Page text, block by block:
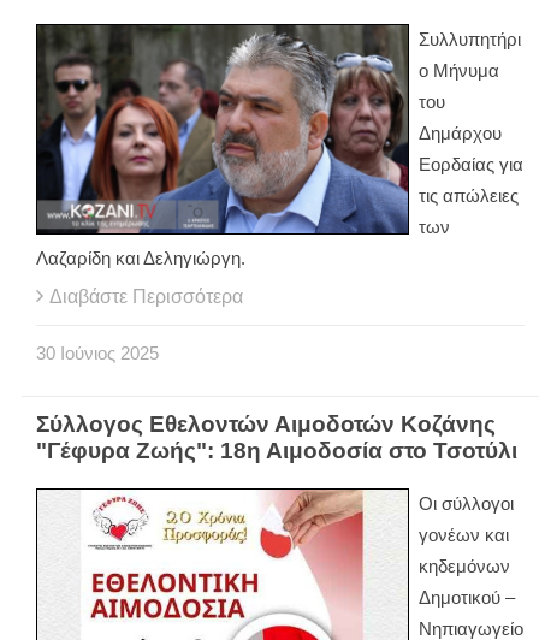
Συλλυπητήρι
ο Μήνυμα
του
Δημάρχου
Εορδαίας για
τις απώλειες
των
Λαζαρίδη και Δεληγιώργη.
Διαβάστε Περισσότερα
30 Ιούνιος 2025
Σύλλογος Εθελοντών Αιμοδοτών Κοζάνης
"Γέφυρα Ζωής": 18η Αιμοδοσία στο Τσοτύλι
Οι σύλλογοι
γονέων και
κηδεμόνων
Δημοτικού –
Νηπιαγωγείο